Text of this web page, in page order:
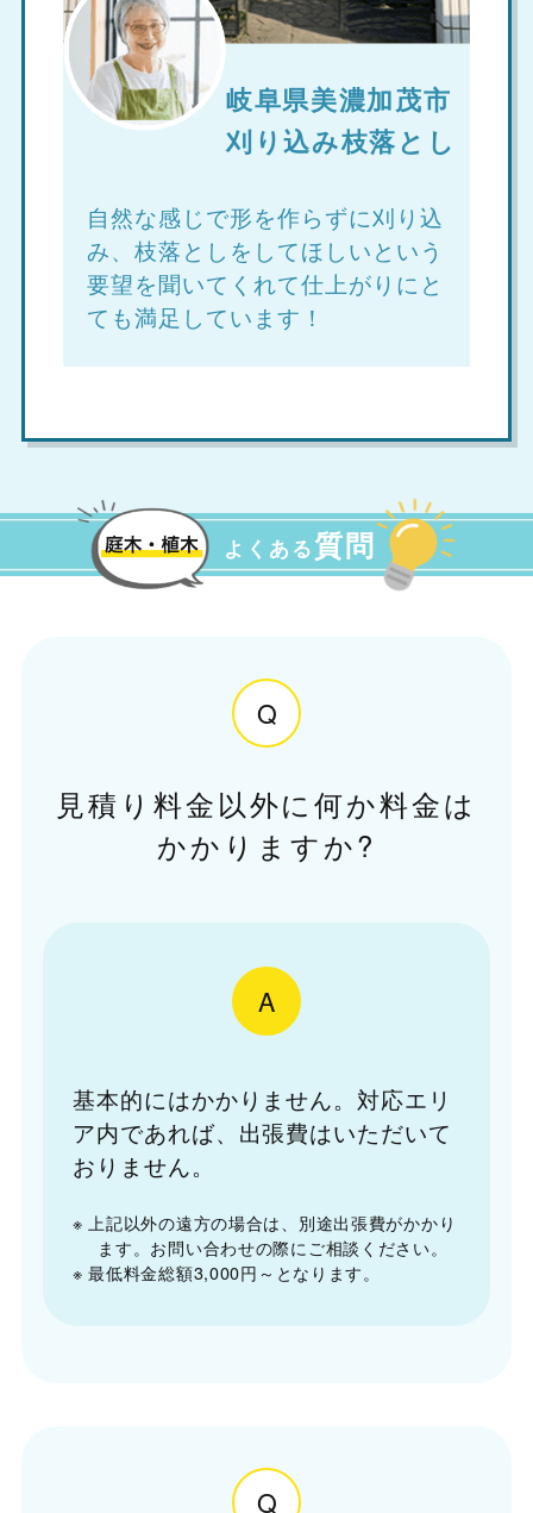
岐阜県美濃加茂市
刈り込み枝落とし
自然な感じで形を作らずに刈り込
み、枝落としをしてほしいという
要望を聞いてくれて仕上がりにと
ても満足しています！
よくある質問
Q
見積り料金以外に何か料金は
かかりますか?
A
基本的にはかかりません。対応エリ
ア内であれば、出張費はいただいて
おりません。
※ 上記以外の遠方の場合は、別途出張費がかかり
ます。お問い合わせの際にご相談ください。
※ 最低料金総額3,000円～となります。
Q